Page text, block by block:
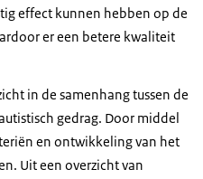
effect kunnen hebben op de
er een betere kwaliteit
in de samenhang tussen de
gedrag. Door middel
en ontwikkeling van het
Uit een overzicht van